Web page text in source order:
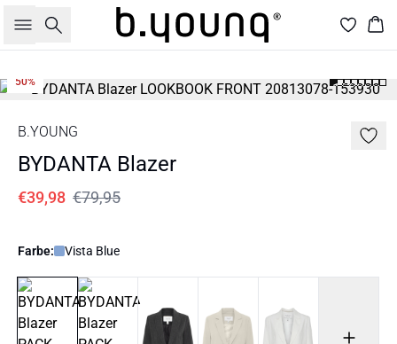
Suche
50%
B.YOUNG
BYDANTA Blazer
€39,98 €79,95
Farbe: Vista Blue